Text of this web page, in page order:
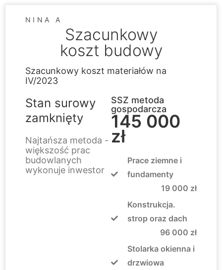
NINA A
Szacunkowy
koszt budowy
Szacunkowy koszt materiałów na
IV/2023
Stan surowy
zamknięty
Najtańsza metoda -
większość prac
budowlanych
wykonuje inwestor
SSZ metoda
gospodarcza
145 000
zł
Prace ziemne i
fundamenty
19 000 zł
Konstrukcja.
strop oraz dach
96 000 zł
Stolarka okienna i
drzwiowa